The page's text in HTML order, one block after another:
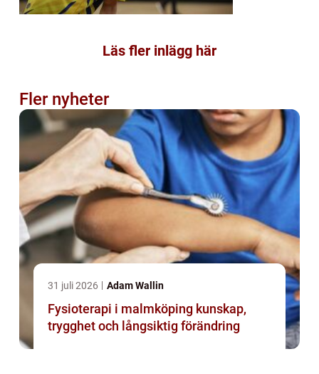
Läs fler inlägg här
Fler nyheter
31 juli 2026 Adam Wallin
Fysioterapi i malmköping kunskap,
trygghet och långsiktig förändring